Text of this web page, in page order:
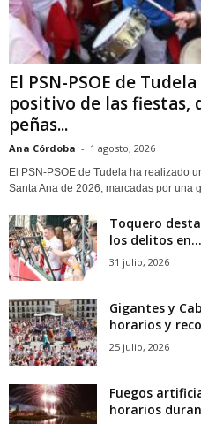
El PSN-PSOE de
positivo de las fiestas,
peñas...
Ana Córdoba - 1 agosto, 2026
El PSN-PSOE de Tudela ha realizado
Santa Ana de 2026, marcadas por una
Toquero
los delitos en...
31 julio, 2026
Gigantes y
horarios y
25 julio, 2026
Fuegos
horarios